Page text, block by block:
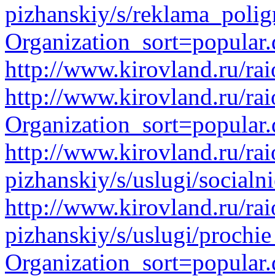
pizhanskiy/s/
http://www.kirovland.ru/
http://www.kirovland.ru/
http://www.kirovland.ru/
pizhanskiy/s/uslugi/
http://www.kirovland.ru/
pizhanskiy/s/uslugi/